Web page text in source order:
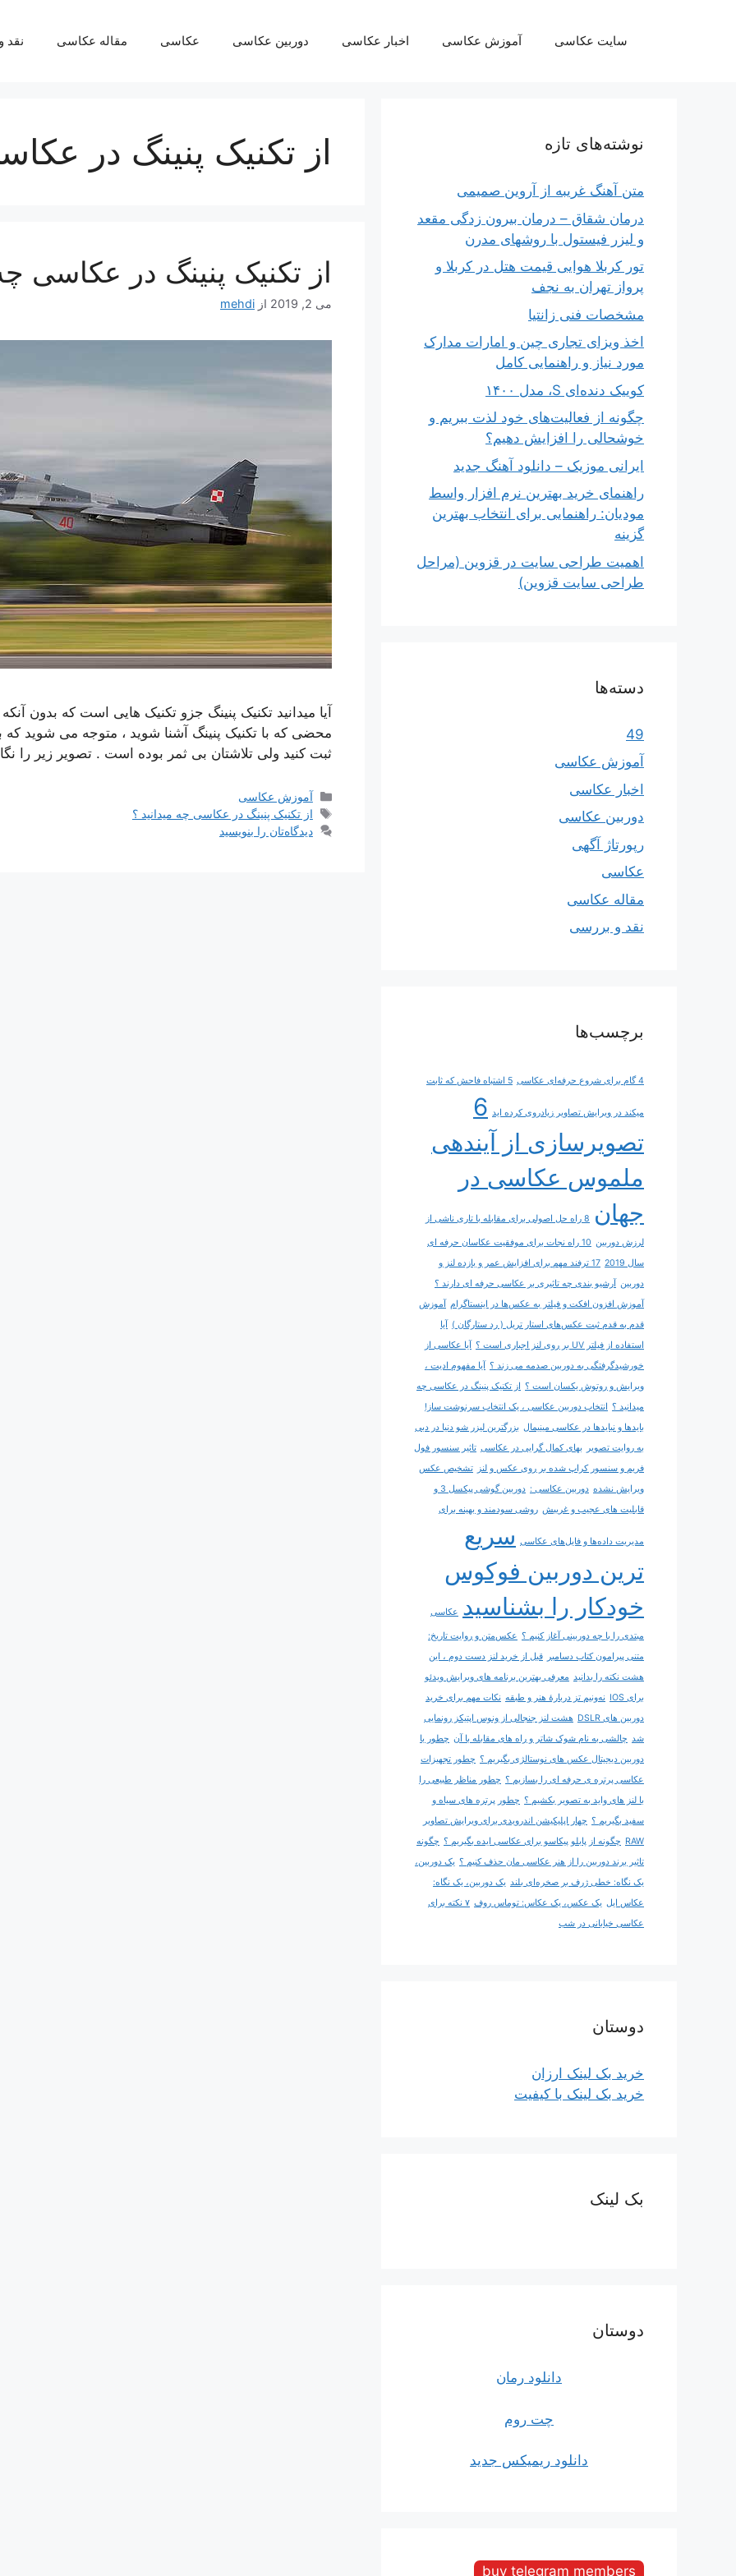
سایت عکاسی آموزش عکاسی اخبار عکاسی دوربین عکاسی عکاسی مقاله عکاسی نقد
از تکنیک پنینگ در
از تکنیک پنینگ در عکاسی
می 2, 2019 از mehdi
آیا میدانید تکنیک پنینگ جزو تکنیک هایی است که بدون
محضی که با تکنیک پنینگ آشنا شوید ، متوجه می شوید که
ثبت کنید ولی تلاشتان بی ثمر بوده است . تصویر زیر را
دسته‌ها
آموزش عکاسی
برچسب‌ها
از تکنیک پنینگ در عکاسی چه میدانید ؟
دیدگاه‌تان را بنویسید
نوشته‌های تازه
متن آهنگ غریبه از آروین صمیمی
درمان شقاق – درمان بیرون زدگی مقعد
و لیزر فیستول با روشهای مدرن
تور کربلا هوایی قیمت هتل در کربلا و
پرواز تهران به نجف
مشخصات فنی زانتیا
اخذ ویزای تجاری چین و امارات مدارک
مورد نیاز و راهنمایی کامل
کوییک دنده‌ای S، مدل ۱۴۰۰
چگونه از فعالیت‌های خود لذت ببریم و
خوشحالی را افزایش دهیم؟
ایرانی موزیک – دانلود آهنگ جدید
راهنمای خرید بهترین نرم افزار واسط
مودیان: راهنمایی برای انتخاب بهترین
گزینه
اهمیت طراحی سایت در قزوین (مراحل
طراحی سایت قزوین)
دسته‌ها
49
آموزش عکاسی
اخبار عکاسی
دوربین عکاسی
رپورتاژ آگهی
عکاسی
مقاله عکاسی
نقد و بررسی
برچسب‌ها
4 گام برای شروع حرفه‌ای عکاسی 5 اشتباه فاحش که ثابت
میکند در ویرایش تصاویر زیادروی کرده اید 6
تصویرسازی از آینده‎ی
ملموس عکاسی در
جهان
8 راه حل اصولی برای مقابله با تاری ناشی از
لرزش دوربین
10 راه نجات برای موفقیت عکاسان حرفه ای
سال 2019
17 ترفند مهم برای افزایش عمر و بازده لنز و
دوربین آرشیو بندی چه تاثیری بر عکاسی حرفه ای دارند ؟
آموزش افزون افکت و فیلتر به عکس‌ها در اینستاگرام آموزش
قدم به قدم ثبت عکس‌های استار تریل ( رد ستارگان ) آیا
استفاده از فیلتر UV بر روی لنز اجباری است ؟
آیا عکاسی از
خورشیدگرفتگی به دوربین صدمه می زند ؟ آیا مفهوم ادیت ،
ویرایش و روتوش یکسان است ؟ از تکنیک پنینگ در عکاسی چه
میدانید ؟ انتخاب دوربین عکاسی ، یک انتخاب سرنوشت ساز!
بایدها و نبایدها در عکاسی مینیمال بزرگترین لیزر شو دنیا در دبی
به روایت تصویر
بهای کمال گرایی در عکاسی تاثیر سنسور فول
فریم و سنسور کراپ شده بر روی عکس و لنز
تشخیص عکس
ویرایش نشده دوربین عکاسی :
دوربین گوشی پیکسل 3 و
قابلیت های عجیب و غریبش روشی سودمند و بهینه برای
مدیریت داده‌ها و فایل‌های عکاسی سریع
ترین دوربین فوکوس
خودکار را بشناسید عکاسی
مبتدی را با چه دوربینی آغاز کنیم ؟ عکس‌متن و روایت تاریخ:
متنی پیرامون کتاب دسامبر
قبل از خرید لنز دست دوم ، این
هشت نکته را بدانید معرفی بهترین برنامه های ویرایش ویدئو
برای IOS
نه‌ونیم تز دربارۀ هنر و طبقه نکات مهم برای خرید
دوربین های DSLR
هشت لنز جنجالی از ونوس اپتیکز رونمایی
شد چالشی به نام شوک شاتر و راه های مقابله با آن چطور با
دوربین دیجیتال عکس های نوستالژی بگیریم ؟ چطور تجهیزات
عکاسی پرتره ی حرفه ای را بسازیم ؟ چطور مناظر طبیعی را
با لنز های واید به تصویر بکشیم ؟ چطور پرتره های سیاه و
سفید بگیریم ؟ چهار اپلیکیشن اندرویدی برای ویرایش تصاویر
RAW چگونه از پابلو پیکاسو برای عکاسی ایده بگیریم ؟ چگونه
تاثیر برند دوربین را از هنر عکاسی مان حذف کنیم ؟ یک دوربین،
یک نگاه: خطی ژرف بر صخره‌ای بلند یک دوربین، یک نگاه:
عکاس ایل یک عکس، یک عکاس: توماس روف
۷ نکته برای
عکاسی خیابانی در شب
دوستان
خرید بک لینک ارزان
خرید بک لینک با کیفیت
بک لینک
دوستان
دانلود رمان
چت روم
دانلود ریمیکس جدید
buy telegram members